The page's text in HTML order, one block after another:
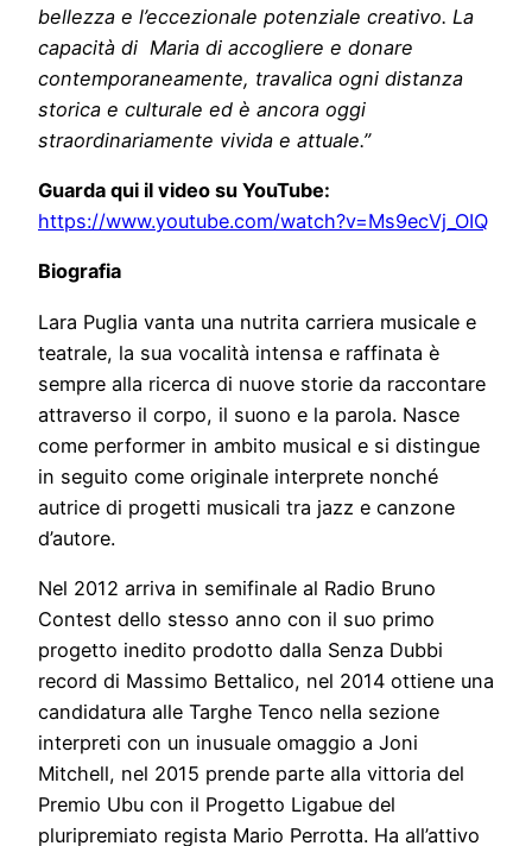
bellezza e l’eccezionale potenziale creativo. La
capacità di Maria di accogliere e donare
contemporaneamente, travalica ogni distanza
storica e culturale ed è ancora oggi
straordinariamente vivida e attuale.”
Guarda qui il video su YouTube:
https://www.youtube.com/watch?v=Ms9ecVj_OIQ
Biografia
Lara Puglia vanta una nutrita carriera musicale e
teatrale, la sua vocalità intensa e raffinata è
sempre alla ricerca di nuove storie da raccontare
attraverso il corpo, il suono e la parola. Nasce
come performer in ambito musical e si distingue
in seguito come originale interprete nonché
autrice di progetti musicali tra jazz e canzone
d’autore.
Nel 2012 arriva in semifinale al Radio Bruno
Contest dello stesso anno con il suo primo
progetto inedito prodotto dalla Senza Dubbi
record di Massimo Bettalico, nel 2014 ottiene una
candidatura alle Targhe Tenco nella sezione
interpreti con un inusuale omaggio a Joni
Mitchell, nel 2015 prende parte alla vittoria del
Premio Ubu con il Progetto Ligabue del
pluripremiato regista Mario Perrotta. Ha all’attivo